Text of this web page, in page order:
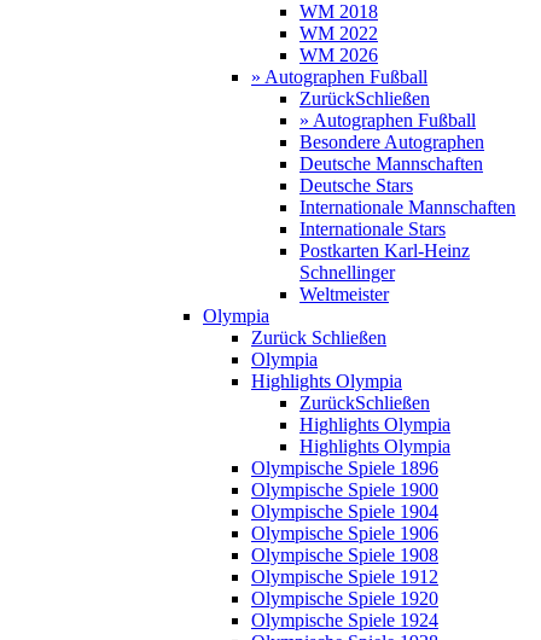
WM 2018
WM 2022
WM 2026
» Autographen Fußball
ZurückSchließen
» Autographen Fußball
Besondere Autographen
Deutsche Mannschaften
Deutsche Stars
Internationale Mannschaften
Internationale Stars
Postkarten Karl-Heinz
Schnellinger
Weltmeister
Olympia
Zurück Schließen
Olympia
Highlights Olympia
ZurückSchließen
Highlights Olympia
Highlights Olympia
Olympische Spiele 1896
Olympische Spiele 1900
Olympische Spiele 1904
Olympische Spiele 1906
Olympische Spiele 1908
Olympische Spiele 1912
Olympische Spiele 1920
Olympische Spiele 1924